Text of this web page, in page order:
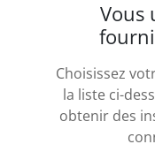
Vous
Choisissez
la liste ci-
obtenir des